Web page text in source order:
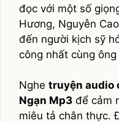
đọc với một số
Hương, Nguyễn
đến người kịch sỹ
công nhất cùng
Nghe truyện audio
Ngạn Mp3 để cảm
miêu tả chân thực.